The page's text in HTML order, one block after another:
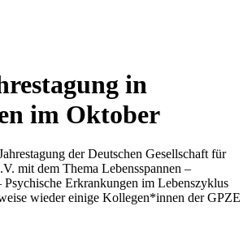
in
im Oktober
der Deutschen Gesellschaft für
mit dem Thema Lebensspannen –
Psychische Erkrankungen im Lebenszyklus
wieder einige Kollegen*innen der GPZE